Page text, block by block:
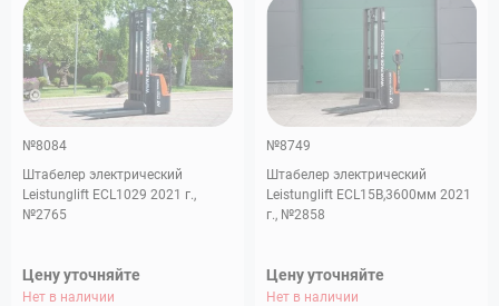
№8084
Штабелер электрический
Leistunglift ECL1029 2021 г.,
№2765
Цену уточняйте
Нет в наличии
№8749
Штабелер электрический
Leistunglift ECL15B,3600мм 2021
г., №2858
Цену уточняйте
Нет в наличии